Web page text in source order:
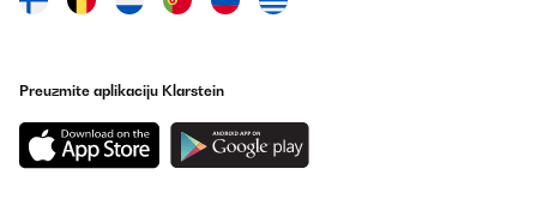
Preuzmite aplikaciju Klarstein